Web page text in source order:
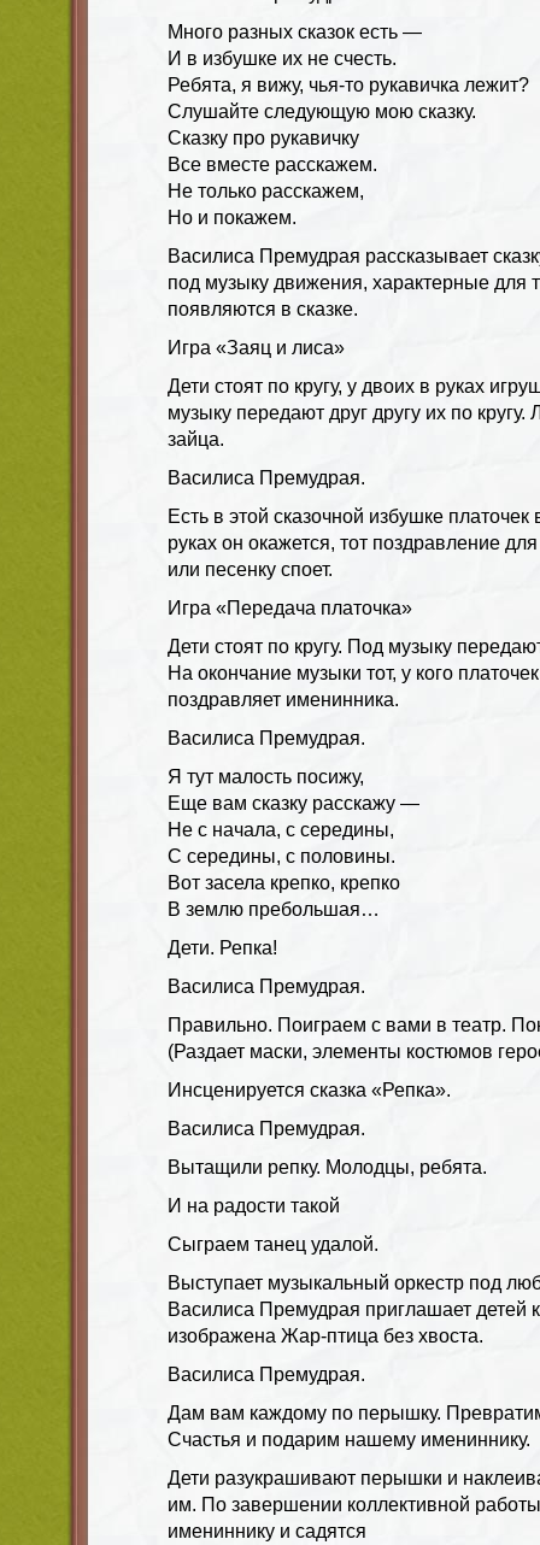
Много разных сказок есть —
И в избушке их не счесть.
Ребята, я вижу, чья-то рукавичка лежит?
Слушайте следующую мою сказку.
Сказку про рукавичку
Все вместе расскажем.
Не только расскажем,
Но и покажем.
Василиса Премудрая рассказывает
под музыку движения, характерные для
появляются в сказке.
Игра «Заяц и лиса»
Дети стоят по кругу, у двоих в руках
музыку передают друг другу их по кругу.
зайца.
Василиса Премудрая.
Есть в этой сказочной избушке
руках он окажется, тот поздравление
или песенку споет.
Игра «Передача платочка»
Дети стоят по кругу. Под музыку
На окончание музыки тот, у кого
поздравляет именинника.
Василиса Премудрая.
Я тут малость посижу,
Еще вам сказку расскажу —
Не с начала, с середины,
С середины, с половины.
Вот засела крепко, крепко
В землю пребольшая…
Дети. Репка!
Василиса Премудрая.
Правильно. Поиграем с вами в театр.
(Раздает маски, элементы костюмов
Инсценируется сказка «Репка».
Василиса Премудрая.
Вытащили репку. Молодцы, ребята.
И на радости такой
Сыграем танец удалой.
Выступает музыкальный оркестр под
Василиса Премудрая приглашает детей к
изображена Жар-птица без хвоста.
Василиса Премудрая.
Дам вам каждому по перышку.
Счастья и подарим нашему имениннику.
Дети разукрашивают перышки и
им. По завершении коллективной
имениннику и садятся